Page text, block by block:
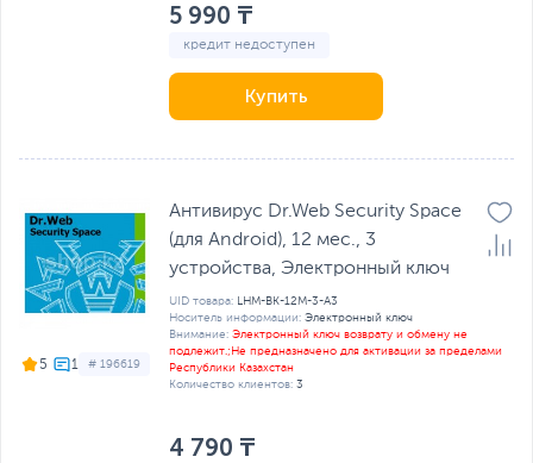
5 990 ₸
кредит недоступен
Купить
5 # 196619
Антивирус Dr.Web Security Space
(для Android), 12 мес., 3
устройства, Электронный ключ
UID товара: LHM-BK-12M-3-A3
Носитель информации: Электронный ключ
Внимание: Электронный ключ возврату и обмену не
подлежит.;Не предназначено для активации за пределами
Республики Казахстан
Количество клиентов: 3
4 790 ₸